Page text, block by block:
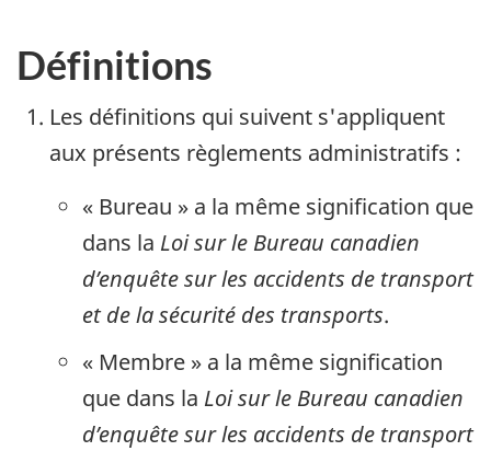
Définitions
Les définitions qui suivent s'appliquent
aux présents règlements administratifs :
« Bureau » a la même signification que
dans la Loi sur le Bureau canadien
d’enquête sur les accidents de transport
et de la sécurité des transports.
« Membre » a la même signification
que dans la Loi sur le Bureau canadien
d’enquête sur les accidents de transport